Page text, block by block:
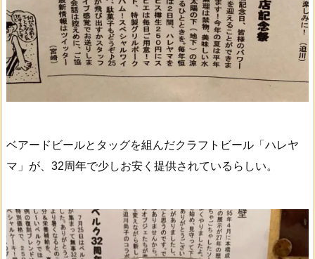
ベアードビールとタッグを組んだクラフトビール「ハレヤ
マ」が、32周年で少しお安く提供されているらしい。